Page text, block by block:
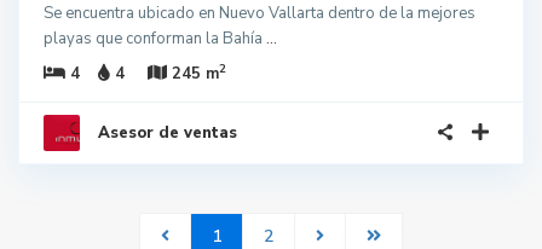
Se encuentra ubicado en Nuevo Vallarta dentro de la mejores
playas que conforman la Bahía ...
4
4 245 m2
Asesor de ventas
1 2